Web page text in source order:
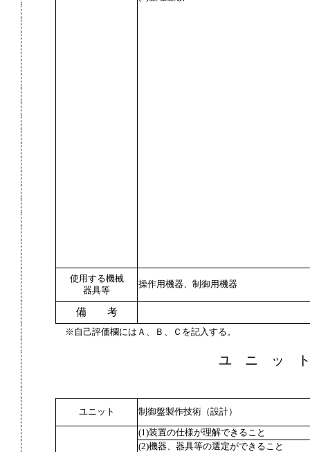
使用する機械
器具等
操作用機器、制御用機器
備 考
※自己評価欄にはＡ、Ｂ、Ｃを記入する。
ユ ニ ッ
ユニット 制御盤製作技術（設計）
(1)装置の仕様が理解できること
(2)機器、器具等の選定ができること